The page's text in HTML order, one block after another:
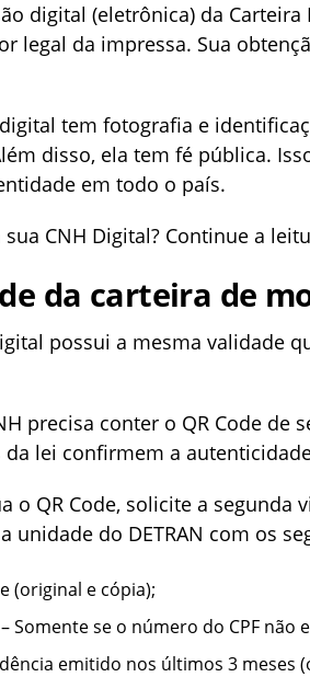
digital (eletrônica) da
legal da impressa. Sua
tem fotografia e
disso, ela tem fé pública.
em todo o país.
CNH Digital? Continue a
da carteira de
possui a mesma validade
precisa conter o QR Code de
lei confirmem a
o QR Code, solicite a segunda
unidade do DETRAN com os
(original e cópia);
Somente se o número do CPF não
emitido nos últimos 3 meses